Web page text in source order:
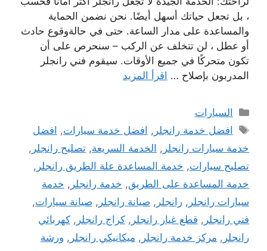
، بل تجعل حياتك أسهل أيضًا. نحن نضمن الحماية
والمساعدة على مدار الساعة. حتى في حالةوقوع حادث
أو عطل ، لن تتخلف عن الركب – سنحرص على أن
تكون متحركًا في جميع الأوقات. سيقوم فني رانجلر
المدربون بإصلاح … اقرأ المزيد
التصنيفات
السيارات
الوسوم
افضل خدمة رانجلر , افضل خدمة سيارات, افضل
خدمة سيارات رانجلر , الخدمة السريعة, تصليح رانجلر ,
تصليح سيارات, خدمة المساعدة علة الطريق رانجلر ,
خدمة المساعدة على الطريق, خدمة رانجلر , خدمة
سيارات رانجلر , رانجلر , صيانة رانجلر , صيانة سيارات,
فني رانجلر , قطع غيار رانجلر , كراج رانجلر , كهربائي
رانجلر , مركز خدمة رانجلر , ميكانيكي رانجلر , ورشة